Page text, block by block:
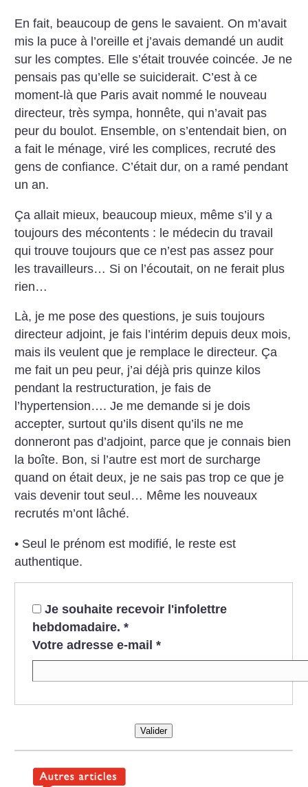
En fait, beaucoup de gens le savaient. On m’avait
mis la puce à l’oreille et j’avais demandé un audit
sur les comptes. Elle s’était trouvée coincée. Je ne
pensais pas qu’elle se suiciderait. C’est à ce
moment-là que Paris avait nommé le nouveau
directeur, très sympa, honnête, qui n’avait pas
peur du boulot. Ensemble, on s’entendait bien, on
a fait le ménage, viré les complices, recruté des
gens de confiance. C’était dur, on a ramé pendant
un an.
Ça allait mieux, beaucoup mieux, même s’il y a
toujours des mécontents : le médecin du travail
qui trouve toujours que ce n’est pas assez pour
les travailleurs… Si on l’écoutait, on ne ferait plus
rien…
Là, je me pose des questions, je suis toujours
directeur adjoint, je fais l’intérim depuis deux mois,
mais ils veulent que je remplace le directeur. Ça
me fait un peu peur, j’ai déjà pris quinze kilos
pendant la restructuration, je fais de
l’hypertension…. Je me demande si je dois
accepter, surtout qu’ils disent qu’ils ne me
donneront pas d’adjoint, parce que je connais bien
la boîte. Bon, si l’autre est mort de surcharge
quand on était deux, je ne sais pas trop ce que je
vais devenir tout seul… Même les nouveaux
recrutés m’ont lâché.
• Seul le prénom est modifié, le reste est
authentique.
Je souhaite recevoir l'infolettre
hebdomadaire. *
Votre adresse e-mail *
Valider